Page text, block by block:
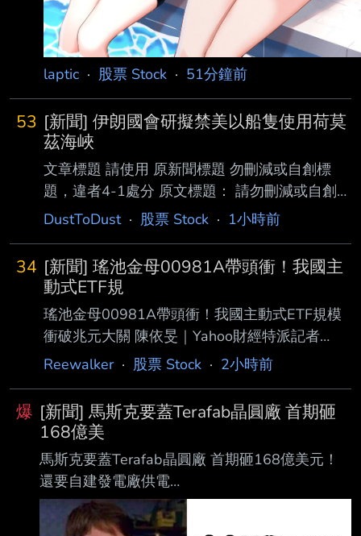
laptic · 股票 Stock · 51分鐘前
53 [新聞] 伊朗國會研擬禁美以船隻使用荷莫
茲海峽
文章標題 請使用 原新聞標題 勿刪減或自創標
題，違者4-1處分 原文標題： 請勿刪減或自創標
題，違者4-1處分，此行請刪除 伊朗國會研擬禁
成金額 原文連結： 網址超過一行，請用縮網
址，連結不能點擊者板規 1-2-2 處分。
https://www.ctee.com.tw/news/202608077009
96-430701 發布時間： 請勿張貼超過3天新聞
2026.08.07 11:25 記者署名： 中時即時 蔡宗穎
原文內容： 伊朗試圖禁止美國與以色列船隻使
DustToDust· 股票 Stock · 1小時前
34 [新聞] 瑤池金母00981A帶頭衝！我國主
動式ETF規
瑤池金母00981A帶頭衝！我國主動式ETF規模
衝破兆元大關 陳依旻｜Yahoo財經特派記者
2026年8月7日週五 我國海內外加上債券型主動
增長（00981A ）等熱門標的強勢領軍下，帶動
整體台股主動式 ETF 總規模攀升至8,687億元，
若再加上 海外股票型與債券型商品，全台主動
式 ETF 總規模已一舉跨過「1 兆元」大關，顯見
資 金正加速湧入主動管理商品。 ETF Exchange
Traded Funds sign. Invesment, trading
Reewalker· 股票 Stock · 2小時前
爆 [新聞] 馬斯克要蓋Terafab晶圓廠 首期砸
168億美
馬斯克要蓋Terafab晶圓廠 首期砸168億美元！
還要自建發電廠供電
https://udn.com/news/story/6811/9676350
2026-08-07 08:35 經濟日報 葉亭均 馬斯克的